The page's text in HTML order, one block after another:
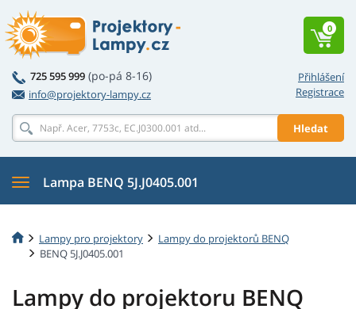
Přihlášení
Registrace
725 595 999 (po-pá 8-16)
info@projektory-lampy.cz
Hledat
0
Lampa BENQ 5J.J0405.001
Lampy pro projektory
Lampy do projektorů BENQ
BENQ 5J.J0405.001
Lampy do projektoru BENQ